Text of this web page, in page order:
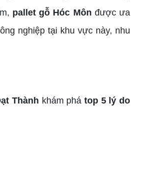
pallet gỗ Hóc Môn được ưa
nghiệp tại khu vực này, nhu
Thành khám phá top 5 lý do